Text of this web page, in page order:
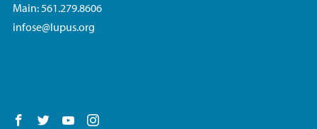
Main: 561.279.8606
infose@lupus.org
Follow us on Facebook
Follow us on Twitter
Follow us on YouTube